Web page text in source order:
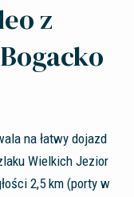
z
na łatwy dojazd
Wielkich Jezior
2,5 km (porty w